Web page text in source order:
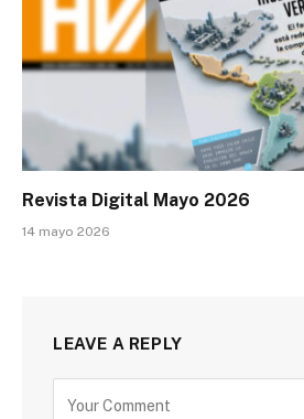
Revista Digital Mayo 2026
14 mayo 2026
LEAVE A REPLY